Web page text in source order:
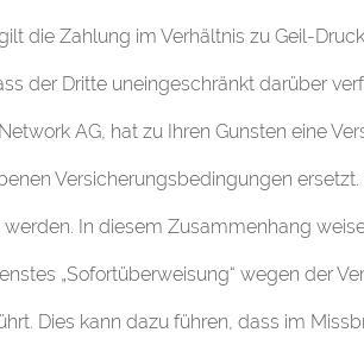
die Zahlung im Verhältnis zu Geil-
der Dritte uneingeschränkt darüber
AG, hat zu Ihren Gunsten eine
Versicherungsbedingungen
In diesem Zusammenhang
„Sofortüberweisung“ wegen der
Dies kann dazu führen, dass im